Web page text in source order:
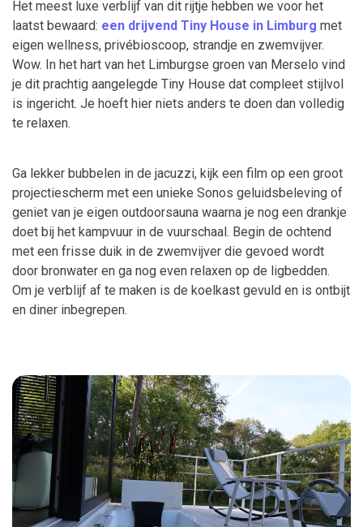
Het meest luxe verblijf van dit rijtje hebben we voor het
laatst bewaard: een drijvend Tiny House in Limburg met
eigen wellness, privébioscoop, strandje en zwemvijver.
Wow. In het hart van het Limburgse groen van Merselo vind
je dit prachtig aangelegde Tiny House dat compleet stijlvol
is ingericht. Je hoeft hier niets anders te doen dan volledig
te relaxen.
Ga lekker bubbelen in de jacuzzi, kijk een film op een groot
projectiescherm met een unieke Sonos geluidsbeleving of
geniet van je eigen outdoorsauna waarna je nog een drankje
doet bij het kampvuur in de vuurschaal. Begin de ochtend
met een frisse duik in de zwemvijver die gevoed wordt
door bronwater en ga nog even relaxen op de ligbedden.
Om je verblijf af te maken is de koelkast gevuld en is ontbijt
en diner inbegrepen.